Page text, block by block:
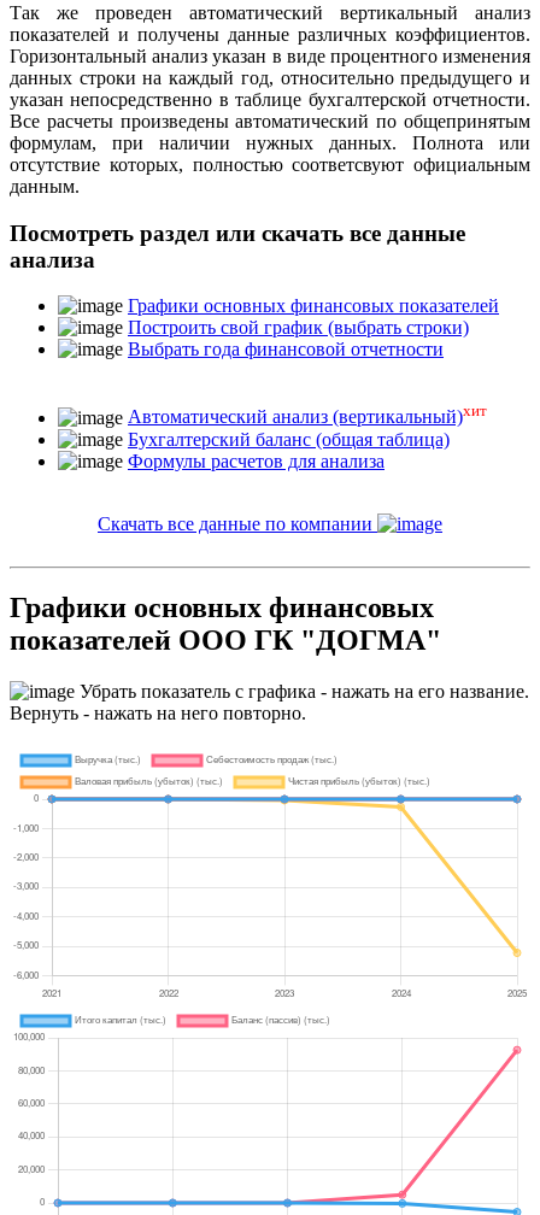
Так же проведен автоматический вертикальный анализ
показателей и получены данные различных коэффициентов.
Горизонтальный анализ указан в виде процентного изменения
данных строки на каждый год, относительно предыдущего и
указан непосредственно в таблице бухгалтерской отчетности.
Все расчеты произведены автоматический по общепринятым
формулам, при наличии нужных данных. Полнота или
отсутствие которых, полностью соответсвуют официальным
данным.
Посмотреть раздел или скачать все данные
анализа
Графики основных финансовых показателей
Построить свой график (выбрать строки)
Выбрать года финансовой отчетности
Автоматический анализ (вертикальный)хит
Бухгалтерский баланс (общая таблица)
Формулы расчетов для анализа
Скачать все данные по компании
Графики основных финансовых
показателей ООО ГК "ДОГМА"
Убрать показатель с графика - нажать на его название.
Вернуть - нажать на него повторно.